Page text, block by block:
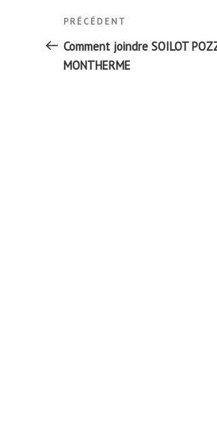
Navigation
de
l’article
Article
précédent
PRÉCÉDENT
Comment joindre SOILOT
MONTHERME